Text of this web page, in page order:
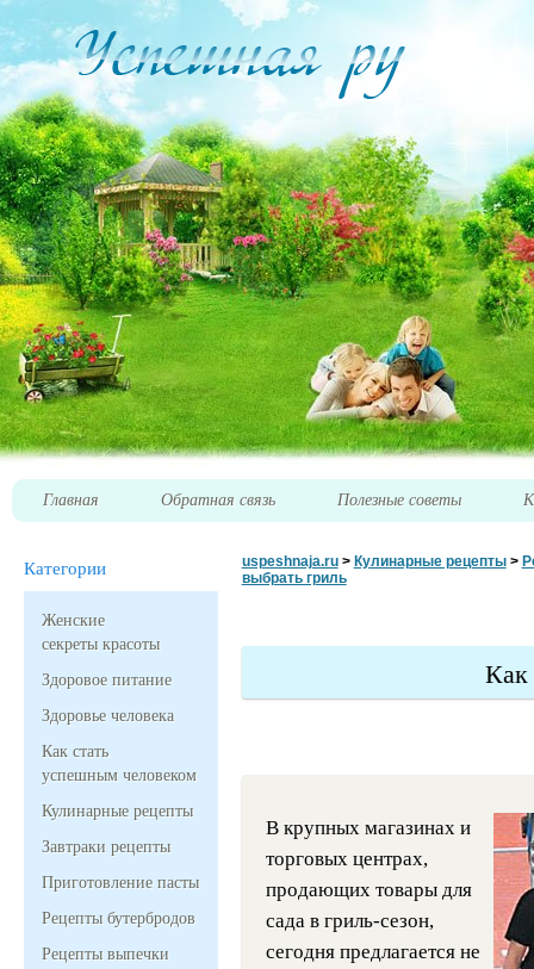
Главная Обратная связь Полезные советы
Категории
Женские
секреты красоты
Здоровое питание
Здоровье человека
Как стать
успешным человеком
Кулинарные рецепты
Завтраки рецепты
Приготовление пасты
Рецепты бутербродов
Рецепты выпечки
uspeshnaja.ru> Кулинарные рецепты>
выбрать гриль
Как
В крупных магазинах и
торговых центрах,
продающих товары для
сада в гриль-сезон,
сегодня предлагается не